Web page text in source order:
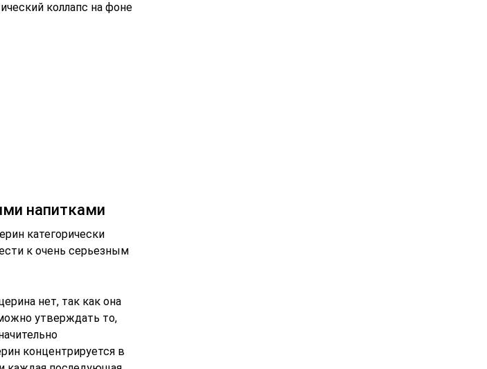
коллапс на фоне
напитками
категорически
к очень серьезным
нет, так как она
утверждать то,
концентрируется в